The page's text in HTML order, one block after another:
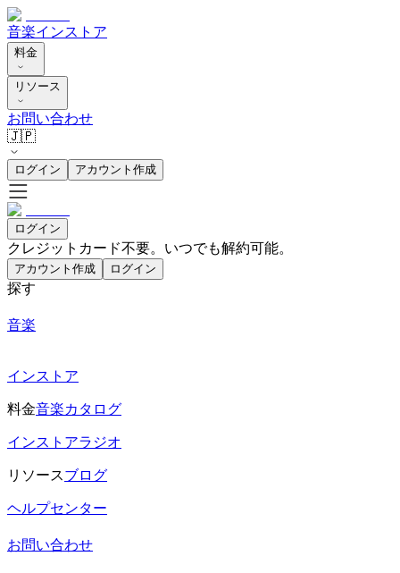
音楽インストア
料金
リソース
お問い合わせ
🇯🇵
ログイン アカウント作成
ログイン
クレジットカード不要。いつでも解約可能。
アカウント作成 ログイン
探す
音楽
インストア
料金音楽カタログ
インストアラジオ
リソースブログ
ヘルプセンター
お問い合わせ